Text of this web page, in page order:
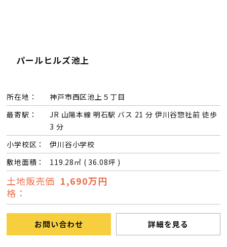
パールヒルズ池上
所在地：
神戸市西区池上５丁目
最寄駅：
JR 山陽本線 明石駅 バス 21 分 伊川谷惣社前 徒歩
3 分
小学校区：
伊川谷小学校
敷地面積：
119.28㎡ ( 36.08坪 )
土地販売価
格：
1,690万円
お問い合わせ 詳細を見る